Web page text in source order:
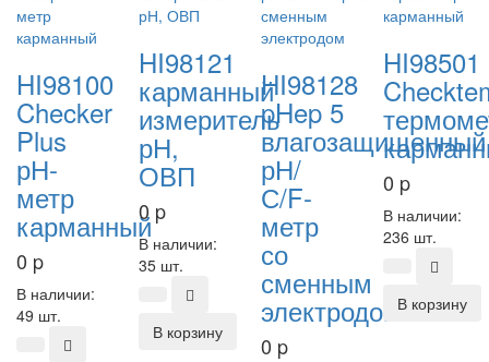
HI98100
Checker
Plus
рН-
метр
карманный
0 p
В наличии:
49 шт.
HI98121
карманный
измеритель
рН,
ОВП
0 p
В наличии:
35 шт.
В корзину
HI98128
pHep 5
влагозащищенный
рН/
С/F-
метр
со
сменным
электродом
0 p
HI98501
0 p
В наличии:
236 шт.
В корзину